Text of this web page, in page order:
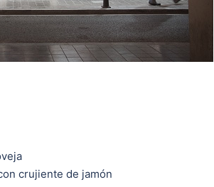
crujiente de jamón